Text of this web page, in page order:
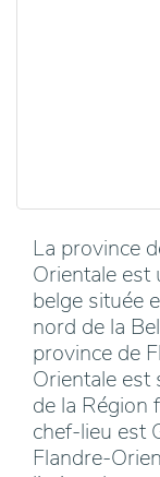
La province
Orientale est
belge située
nord de la
province de
Orientale est
de la Région
chef-lieu est
Flandre-